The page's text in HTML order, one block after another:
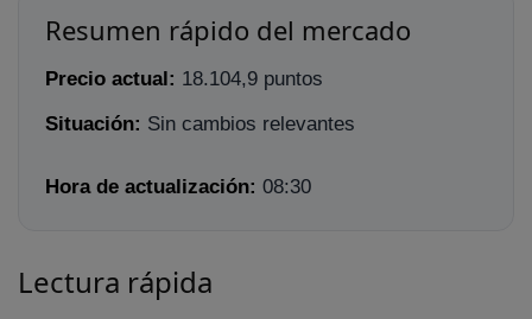
Resumen rápido del mercado
Precio actual: 18.104,9 puntos
Situación: Sin cambios relevantes
Hora de actualización: 08:30
Lectura rápida